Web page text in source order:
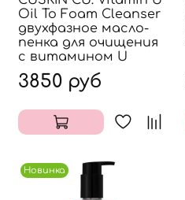
Oil To Foam Cleanser
двухфазное масло-
пенка для очищения
с витамином U
3850 руб
Новинка